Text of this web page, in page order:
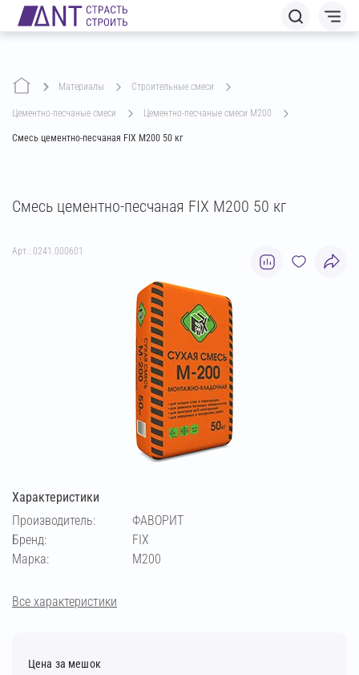
Материалы строительные смеси
цементно-песчаные смеси цементно-песчаные смеси М200
Смесь цементно-песчаная FIX М200 50 кг
Смесь цементно-песчаная FIX М200 50 кг
Арт.: 0241.000601
Характеристики
Производитель:
ФАВОРИТ
Бренд:
FIX
Марка:
М200
Все характеристики
Цена за мешок